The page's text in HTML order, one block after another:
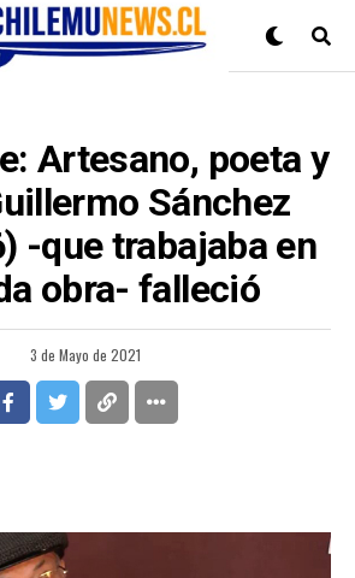
Artesano, poeta y
Sánchez
-que trabajaba en
obra- falleció
3 de Mayo de 2021